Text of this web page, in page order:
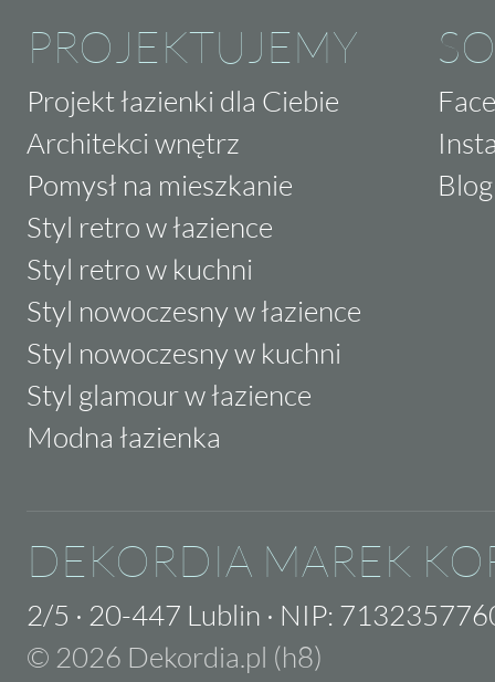
PROJEKTUJEMY
Projekt łazienki dla Ciebie
Architekci wnętrz
Pomysł na mieszkanie
Styl retro w łazience
Styl retro w kuchni
Styl nowoczesny w łazience
Styl nowoczesny w kuchni
Styl glamour w łazience
Modna łazienka
Blog
DEKORDIA MAREK
2/5 · 20-447 Lublin · NIP:
© 2026 Dekordia.pl (h8)